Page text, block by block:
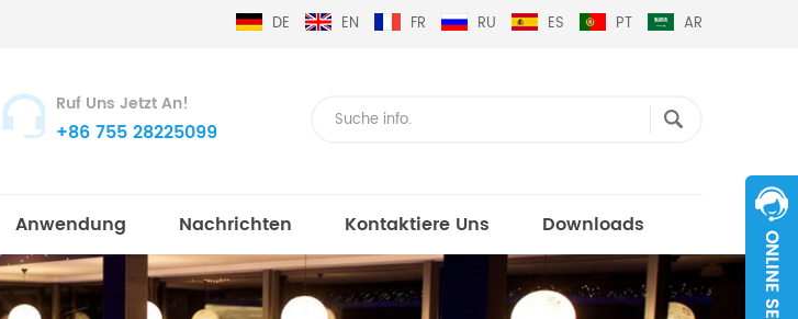
DE EN FR RU ES PT AR
Ruf Uns Jetzt An!
+86 755 28225099
Anwendung Nachrichten Kontaktiere Uns Downloads